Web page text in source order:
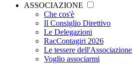
ASSOCIAZIONE
Che cos'è
Il Consiglio Direttivo
Le Delegazioni
RacContagiri 2026
Le tessere dell'Associazione
Voglio associarmi